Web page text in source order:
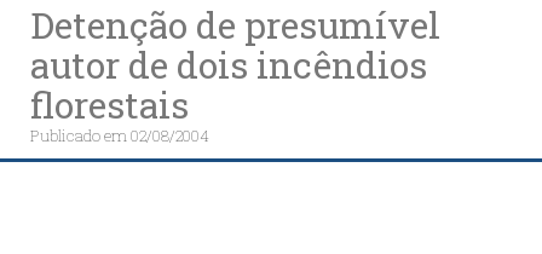
Detenção de presumível
autor de dois incêndios
florestais
Publicado em02/08/2004